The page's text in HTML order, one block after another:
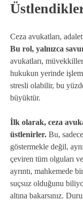
Ceza avukatları,
Bu rol, yalnızca
avukatları,
hukukun yerinde
stresli olabilir, bu
büyüktür.
İlk olarak, ceza
üstlenirler. Bu,
göstermekle değil,
çeviren tüm olguları
ayrıntı, mahkemede
suçsuz olduğunu
altına bakarsınız.